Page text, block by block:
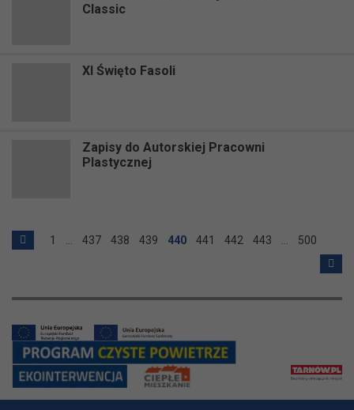
Classic
XI Święto Fasoli
Zapisy do Autorskiej Pracowni
Plastycznej
1 437 438 439 440 441 442 443 500